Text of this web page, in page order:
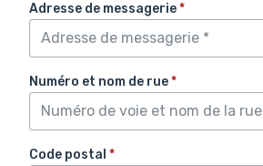
Adresse de messagerie*
Numéro et nom de rue*
Code postal *